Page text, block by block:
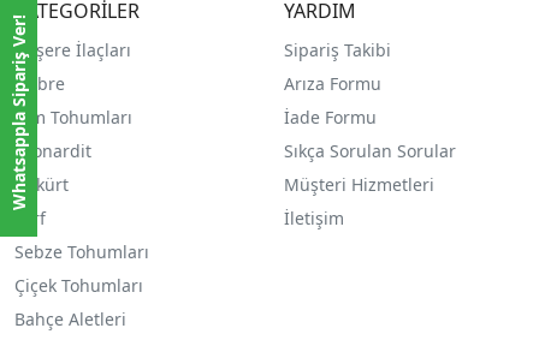
KATEGORİLER
Haşere İlaçları
Gübre
Çim Tohumları
Leonardit
Kükürt
Torf
Sebze Tohumları
Çiçek Tohumları
Bahçe Aletleri
YARDIM
Sipariş Takibi
Arıza Formu
İade Formu
Sıkça Sorulan Sorular
Müşteri Hizmetleri
İletişim
Whatsappla Sipariş Ver!